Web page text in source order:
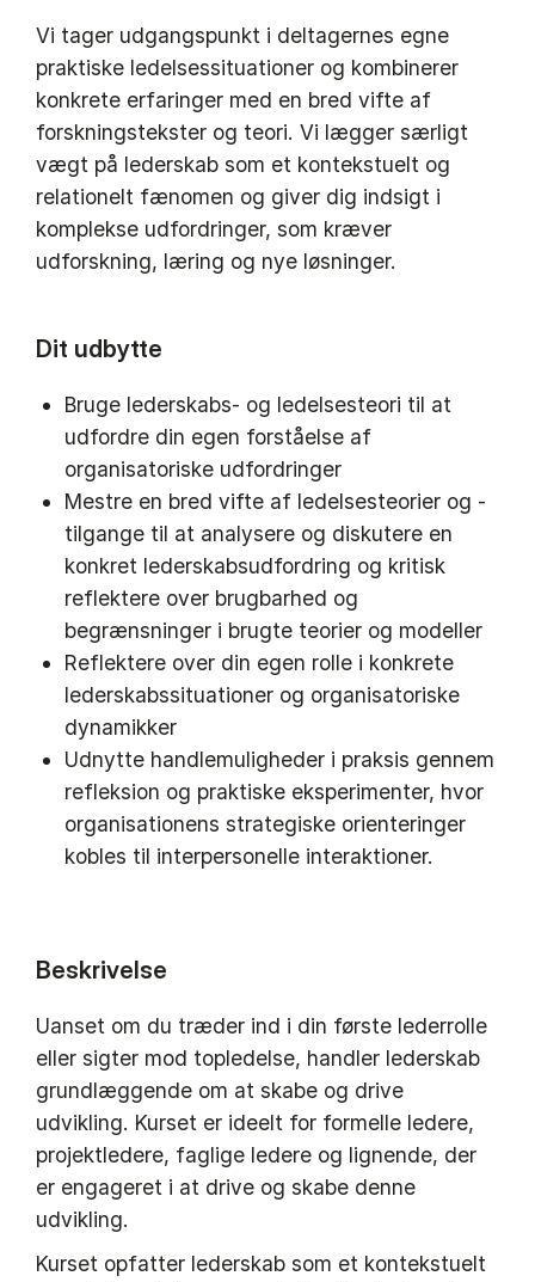
Vi tager udgangspunkt i deltagernes egne
praktiske ledelsessituationer og kombinerer
konkrete erfaringer med en bred vifte af
forskningstekster og teori. Vi lægger særligt
vægt på lederskab som et kontekstuelt og
relationelt fænomen og giver dig indsigt i
komplekse udfordringer, som kræver
udforskning, læring og nye løsninger.
Dit udbytte
Bruge lederskabs- og ledelsesteori til at
udfordre din egen forståelse af
organisatoriske udfordringer
Mestre en bred vifte af ledelsesteorier og -
tilgange til at analysere og diskutere en
konkret lederskabsudfordring og kritisk
reflektere over brugbarhed og
begrænsninger i brugte teorier og modeller
Reflektere over din egen rolle i konkrete
lederskabssituationer og organisatoriske
dynamikker
Udnytte handlemuligheder i praksis gennem
refleksion og praktiske eksperimenter, hvor
organisationens strategiske orienteringer
kobles til interpersonelle interaktioner.
Beskrivelse
Uanset om du træder ind i din første lederrolle
eller sigter mod topledelse, handler lederskab
grundlæggende om at skabe og drive
udvikling. Kurset er ideelt for formelle ledere,
projektledere, faglige ledere og lignende, der
er engageret i at drive og skabe denne
udvikling.
Kurset opfatter lederskab som et kontekstuelt